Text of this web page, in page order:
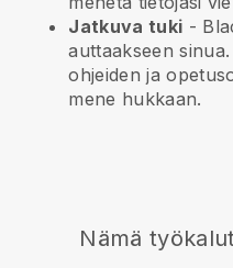
Jatkuva tuki -
auttaakseen
ohjeiden ja
mene hukkaan.
Nämä